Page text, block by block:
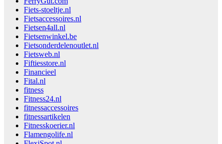
Fiets-stoeltje.nl
Fietsaccessoires.nl
Fietsen4all.nl
Fietsenwinkel.be
Fietsonderdelenoutlet.nl
Fietsweb.nl
Fiftiesstore.nl
Financieel
Fital.nl
fitness
Fitness24.nl
fitnessaccessoires
fitnessartikelen
Fitnesskoerier.nl
Flamengolife.nl